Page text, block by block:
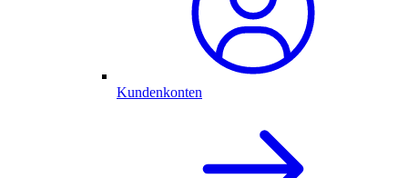
Kundenkonten